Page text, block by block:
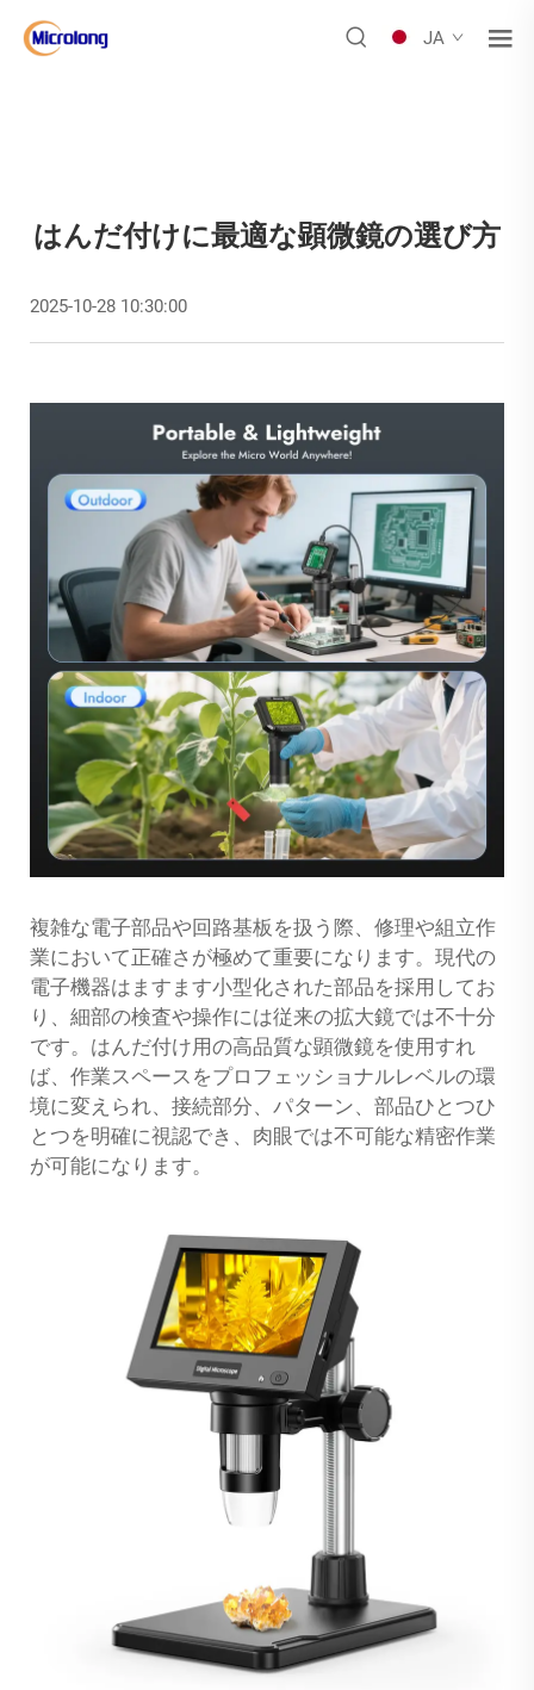
JA
はんだ付けに最適な顕微鏡の選び方
2025-10-28 10:30:00
複雑な電子部品や回路基板を扱う際、修理や組立作
業において正確さが極めて重要になります。現代の
電子機器はますます小型化された部品を採用してお
り、細部の検査や操作には従来の拡大鏡では不十分
です。はんだ付け用の高品質な顕微鏡を使用すれ
ば、作業スペースをプロフェッショナルレベルの環
境に変えられ、接続部分、パターン、部品ひとつひ
とつを明確に視認でき、肉眼では不可能な精密作業
が可能になります。